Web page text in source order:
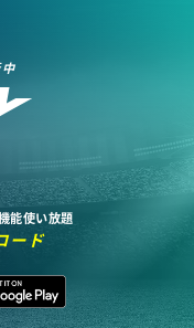
能使い放題
ード